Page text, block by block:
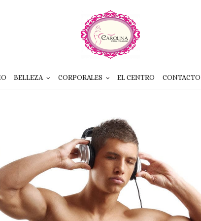
BELLEZA CORPORALES EL CENTRO CONTACTO